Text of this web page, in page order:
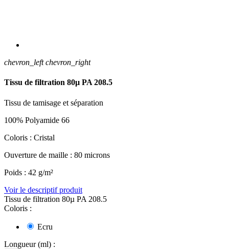
chevron_left chevron_right
Tissu de filtration 80µ PA 208.5
Tissu de tamisage et séparation
100% Polyamide 66
Coloris : Cristal
Ouverture de maille : 80 microns
Poids : 42 g/m²
Voir le descriptif produit
Tissu de filtration 80µ PA 208.5
Coloris :
Ecru
Longueur (ml) :